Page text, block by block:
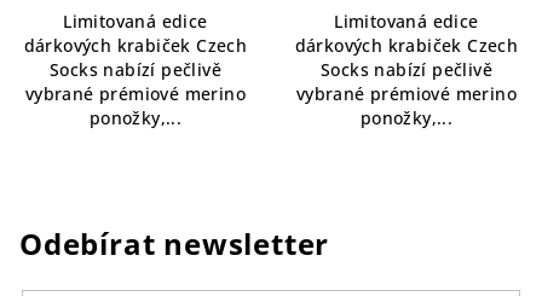
z
5
hvězdiček.
Limitovaná edice
dárkových krabiček Czech
Socks nabízí pečlivě
vybrané prémiové merino
ponožky,...
z
5
hvězdiček.
Limitovaná edice
dárkových krabiček Czech
Socks nabízí pečlivě
vybrané prémiové merino
ponožky,...
Odebírat newsletter